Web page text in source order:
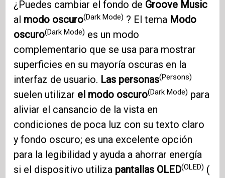
¿Puedes cambiar el fondo de Groove Music
al modo oscuro(Dark Mode) ? El tema Modo
oscuro(Dark Mode) es un modo
complementario que se usa para mostrar
superficies en su mayoría oscuras en la
interfaz de usuario. Las personas(Persons)
suelen utilizar el modo oscuro(Dark Mode) para
aliviar el cansancio de la vista en
condiciones de poca luz con su texto claro
y fondo oscuro; es una excelente opción
para la legibilidad y ayuda a ahorrar energía
si el dispositivo utiliza pantallas OLED(OLED) (